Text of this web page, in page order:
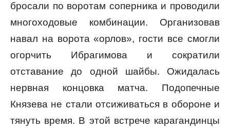
бросали по воротам соперника и проводили
многоходовые комбинации. Организовав
навал на ворота «орлов», гости все смогли
огорчить Ибрагимова и сократили
отставание до одной шайбы. Ожидалась
нервная концовка матча. Подопечные
Князева не стали отсиживаться в обороне и
тянуть время. В этой встрече карагандинцы